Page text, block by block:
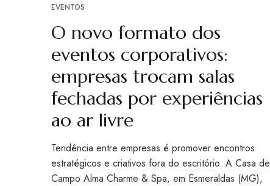
13
EVENTOS
O novo formato dos
eventos corporativos:
empresas trocam salas
fechadas por experiências
ao ar livre
Tendência entre empresas é promover encontros
estratégicos e criativos fora do escritório. A Casa de
Campo Alma Charme & Spa, em Esmeraldas (MG),